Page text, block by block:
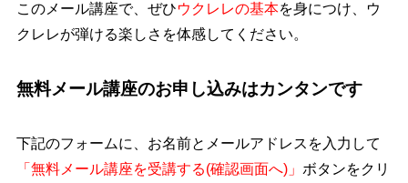
このメール講座で、ぜひウクレレの基本を身につけ、ウ
クレレが弾ける楽しさを体感してください。
無料メール講座のお申し込みはカンタンです
下記のフォームに、お名前とメールアドレスを入力して
「無料メール講座を受講する(確認画面へ)」 ボタンをクリ